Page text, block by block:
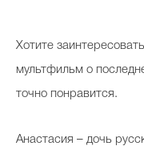
Хотите
мультфильм о
точно понравится.
Анастасия – дочь